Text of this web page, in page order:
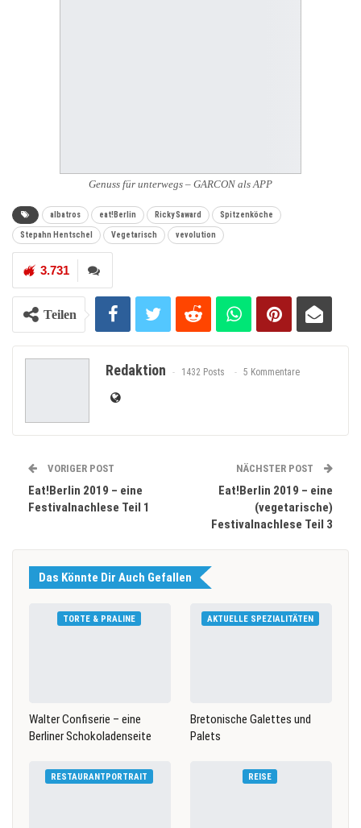
Genuss für unterwegs – GARCON als APP
albatros eat!Berlin Ricky Saward Spitzenköche
Stepahn Hentschel Vegetarisch vevolution
3.731
Teilen
Redaktion 1432 Posts 5 Kommentare
VORIGER POST
Eat!Berlin 2019 – eine
Festivalnachlese Teil 1
NÄCHSTER POST
Eat!Berlin 2019 – eine
(vegetarische)
Festivalnachlese Teil 3
Das Könnte Dir Auch Gefallen
TORTE & PRALINE
Walter Confiserie – eine
Berliner Schokoladenseite
AKTUELLE SPEZIALITÄTEN
Bretonische Galettes und
Palets
RESTAURANTPORTRAIT REISE